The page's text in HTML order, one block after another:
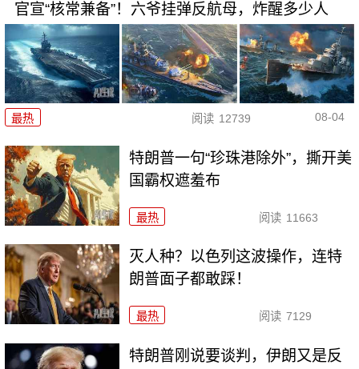
官宣“核常兼备”！六爷挂弹反航母，炸醒多少人
最热 阅读 12739 08-04
特朗普一句“珍珠港除外”，撕开美
国霸权遮羞布
最热 阅读 11663
灭人种？以色列这波操作，连特
朗普面子都敢踩！
最热 阅读 7129
特朗普刚说要谈判，伊朗又是反